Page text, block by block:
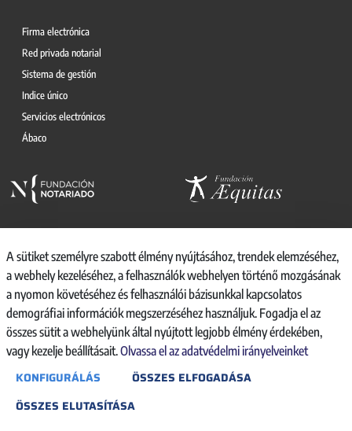
Firma electrónica
Red privada notarial
Sistema de gestión
Indice único
Servicios electrónicos
Ábaco
© 2026, CONSEJO GENERAL DEL NOTARIO
CANAL INTERNO DE INFORMACIÓN
REGISTRO DE ACTIVIDADES DE TRATAMIENTO
AVISO LEGAL
POLÍTICA DE COOKIES
ACCESIBILIDAD
A sütiket személyre szabott élmény nyújtásához, trendek elemzéséhez,
a webhely kezeléséhez, a felhasználók webhelyen történő mozgásának
a nyomon követéséhez és felhasználói bázisunkkal kapcsolatos
demográfiai információk megszerzéséhez használjuk. Fogadja el az
összes sütit a webhelyünk által nyújtott legjobb élmény érdekében,
vagy kezelje beállításait.Olvassa el az adatvédelmi irányelveinket
KONFIGURÁLÁS
ÖSSZES ELFOGADÁSA
ÖSSZES ELUTASÍTÁSA